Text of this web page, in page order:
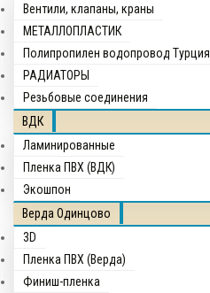
Вентили, клапаны, краны
МЕТАЛЛОПЛАСТИК
Полипропилен водопровод Турция
РАДИАТОРЫ
Резьбовые соединения
ВДК
Ламинированные
Пленка ПВХ (ВДК)
Экошпон
Верда Одинцово
3D
Пленка ПВХ (Верда)
Финиш-пленка